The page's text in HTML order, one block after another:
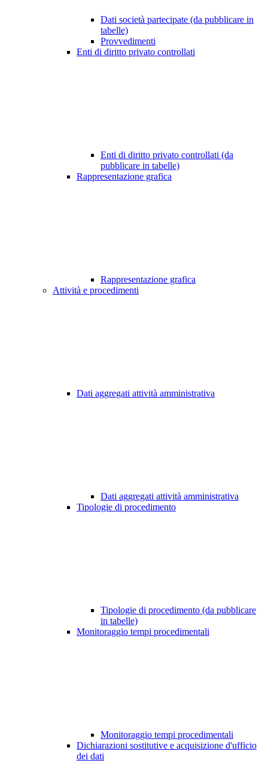
Dati società partecipate (da pubblicare in
tabelle)
Provvedimenti
Enti di diritto privato controllati
Enti di diritto privato controllati (da
pubblicare in tabelle)
Rappresentazione grafica
Rappresentazione grafica
Attività e procedimenti
Dati aggregati attività amministrativa
Dati aggregati attività amministrativa
Tipologie di procedimento
Tipologie di procedimento (da pubblicare
in tabelle)
Monitoraggio tempi procedimentali
Monitoraggio tempi procedimentali
Dichiarazioni sostitutive e acquisizione d'ufficio
dei dati